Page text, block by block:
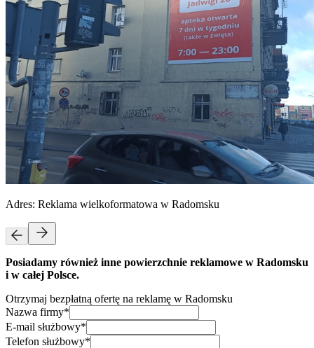
Adres: Reklama wielkoformatowa w Radomsku
Posiadamy również inne powierzchnie reklamowe w Radomsku
i w całej Polsce.
Otrzymaj bezpłatną ofertę na reklamę w Radomsku
Nazwa firmy*
E-mail służbowy*
Telefon służbowy*